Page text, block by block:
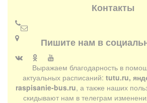
Контакты
Пишите нам в
Выражаем благодарность в
актуальных расписаний: tutu.ru,
raspisanie-bus.ru, а также наших
скидывают нам в телеграм